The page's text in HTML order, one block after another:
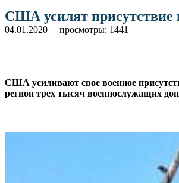
США усилят присутствие
04.01.2020 просмотры: 1441
США усиливают свое военное
регион трех тысяч военнослужащих